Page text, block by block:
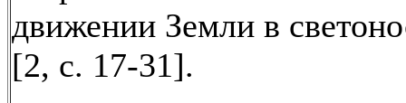
движении Земли в
[2, с. 17-31].